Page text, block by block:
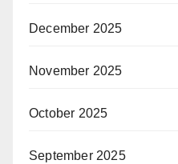
December 2025
November 2025
October 2025
September 2025